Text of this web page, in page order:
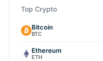
Top Crypto
Bitcoin
BTC
Ethereum
ETH